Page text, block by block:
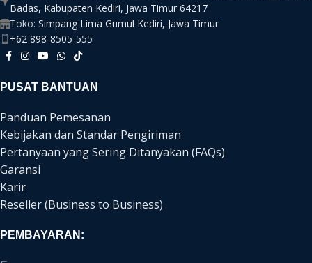
Badas, Kabupaten Kediri, Jawa Timur 64217
Toko: Simpang Lima Gumul Kediri, Jawa Timur
+62 898-8505-555
PUSAT BANTUAN
Panduan Pemesanan
Kebijakan dan Standar Pengiriman
Pertanyaan yang Sering Ditanyakan (FAQs)
Garansi
Karir
Reseller (Business to Business)
PEMBAYARAN: